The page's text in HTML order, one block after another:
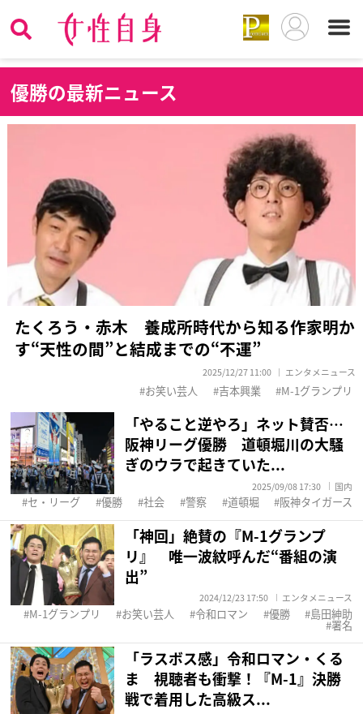
優勝の最新ニュース
たくろう・赤木 養成所時代から知る作家明か
す“天性の間”と結成までの“不運”
2025/12/27 11:00 エンタメニュース
お笑い芸人 吉本興業 M-1グランプリ
「やること逆やろ」ネット賛否…
阪神リーグ優勝 道頓堀川の大騒
ぎのウラで起きていた...
2025/09/08 17:30 国内
セ・リーグ 優勝 社会 警察 道頓堀 阪神タイガース
「神回」絶賛の『M-1グランプ
リ』 唯一波紋呼んだ“番組の演
出”
2024/12/23 17:50 エンタメニュース
M-1グランプリ お笑い芸人 令和ロマン 優勝 島田紳助
署名
「ラスボス感」令和ロマン・くる
ま 視聴者も衝撃！『M-1』決勝
戦で着用した高級ス...